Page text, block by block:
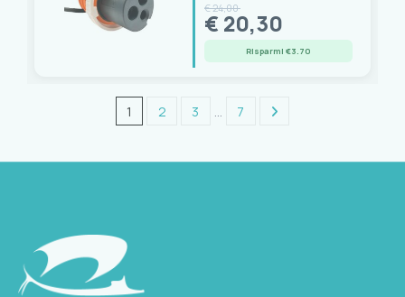
€ 24,00
€ 20,30
Risparmi €3.70
1 2 3 7